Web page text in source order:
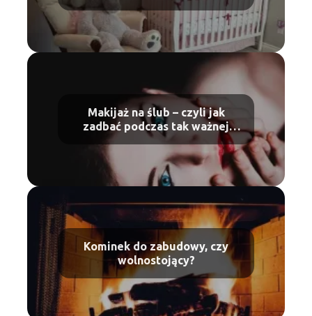
Makijaż na ślub – czyli jak
zadbać podczas tak ważnej
ceremonii
Kominek do zabudowy, czy
wolnostojący?